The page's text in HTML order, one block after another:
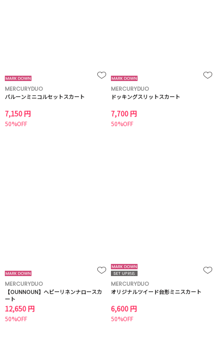
MERCURYDUO
バルーンミニコルセットスカート
7,150 円
50%OFF
MERCURYDUO
ドッキングスリットスカート
7,700 円
50%OFF
MERCURYDUO
【OUNNOUN】ヘビーリネンナロースカ
ート
12,650 円
50%OFF
MERCURYDUO
オリジナルツイード台形ミニスカート
6,600 円
50%OFF